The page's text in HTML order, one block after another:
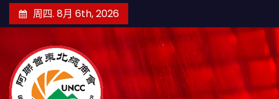
至
周四. 8月 6th, 2026